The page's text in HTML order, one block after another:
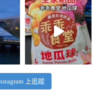
上追蹤